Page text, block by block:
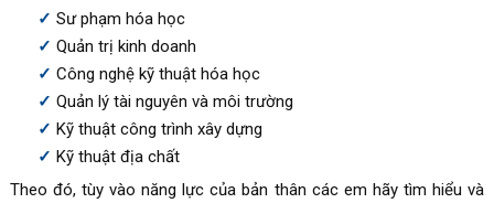
Sư phạm hóa học
Quản trị kinh doanh
Công nghệ kỹ thuật hóa học
Quản lý tài nguyên và môi trường
Kỹ thuật công trình xây dựng
Kỹ thuật địa chất
Theo đó, tùy vào năng lực của bản thân các em hãy tìm hiểu và